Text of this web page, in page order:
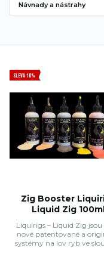
Návnady a nástrahy
SLEVA 10%
Zig Booster
Liquid Zig
Liquirigs – Liquid Zig jsou
nové patentované a
systémy na lov ryb ve